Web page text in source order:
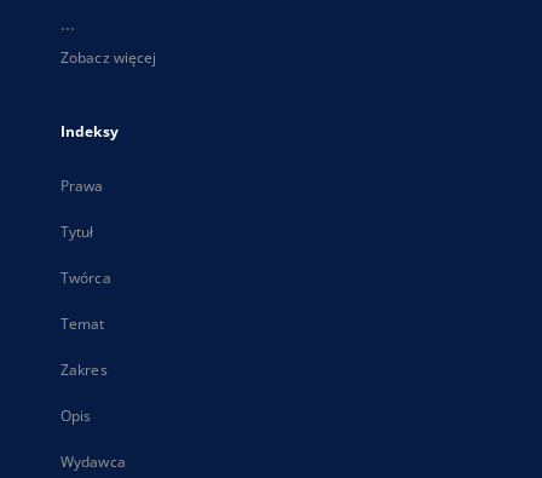
...
Zobacz więcej
Indeksy
Prawa
Tytuł
Twórca
Temat
Zakres
Opis
Wydawca